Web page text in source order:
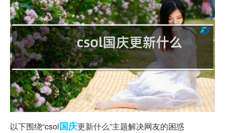
以下围绕“csol国庆更新什么”主题解决网友的困惑